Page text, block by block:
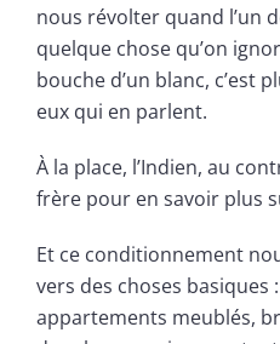
nous révolter quand l’un
quelque chose qu’on
bouche d’un blanc, c’est
eux qui en parlent.
À la place, l’Indien, au
frère pour en savoir plus
Et ce conditionnement
vers des choses basiques
appartements meublés,